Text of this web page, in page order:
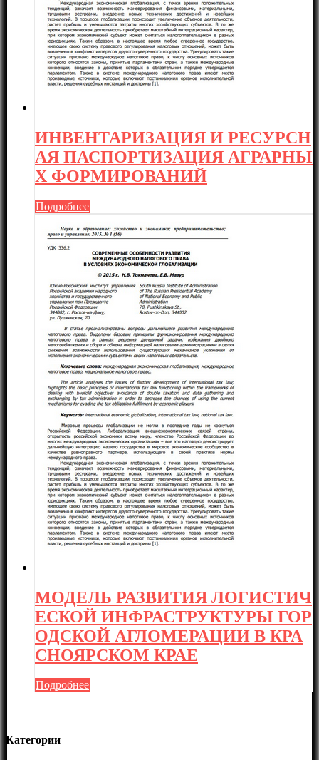
ИНВЕНТАРИЗАЦИЯ И РЕСУРСН
АЯ ПАСПОРТИЗАЦИЯ АГРАРНЫ
Х ФОРМИРОВАНИЙ
Подробнее
МОДЕЛЬ РАЗВИТИЯ ЛОГИСТИЧ
ЕСКОЙ ИНФРАСТРУКТУРЫ ГОР
ОДСКОЙ АГЛОМЕРАЦИИ В КРА
СНОЯРСКОМ КРАЕ
Подробнее
Категории